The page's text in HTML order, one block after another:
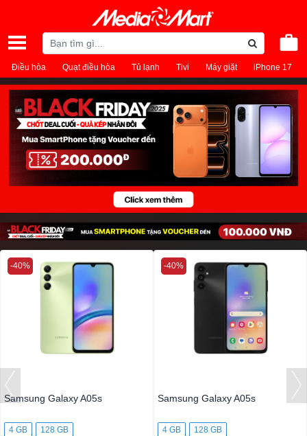
Điều hòa Quạt điều hòa Tủ lạnh Tivi Máy giặt iPhone 17
Samsung Galaxy A05s
4 GB 128 GB
-40%
Samsung Galaxy A05s
4 GB 128 GB
-40%